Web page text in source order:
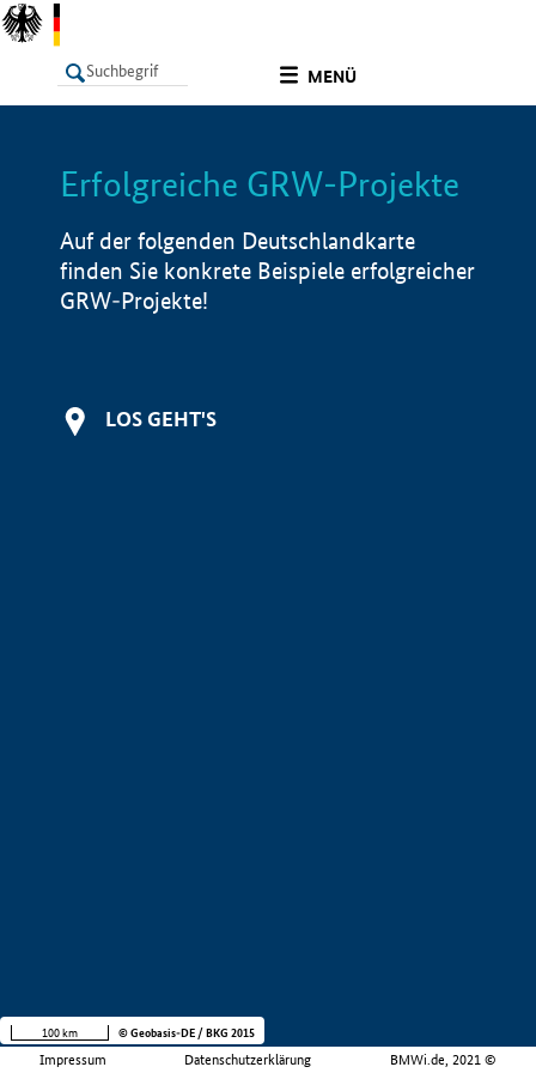
MENÜ
LISTE Info
Erfolgreiche GRW-Projekte
Auf der folgenden Deutschlandkarte
finden Sie konkrete Beispiele erfolgreicher
GRW-Projekte!
LOS GEHT'S
Impressum Datenschutzerklärung BMWi.de, 2021 ©
100 km © Geobasis-DE / BKG 2015